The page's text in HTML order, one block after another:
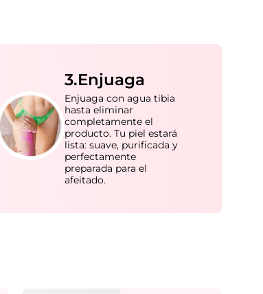
3.Enjuaga
Enjuaga con agua tibia
hasta eliminar
completamente el
producto. Tu piel estará
lista: suave, purificada y
perfectamente
preparada para el
afeitado.